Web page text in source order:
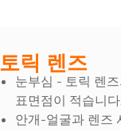
토릭 렌즈
눈부심 - 토릭 렌
표면점이 적습니다.
안개-얼굴과 렌즈